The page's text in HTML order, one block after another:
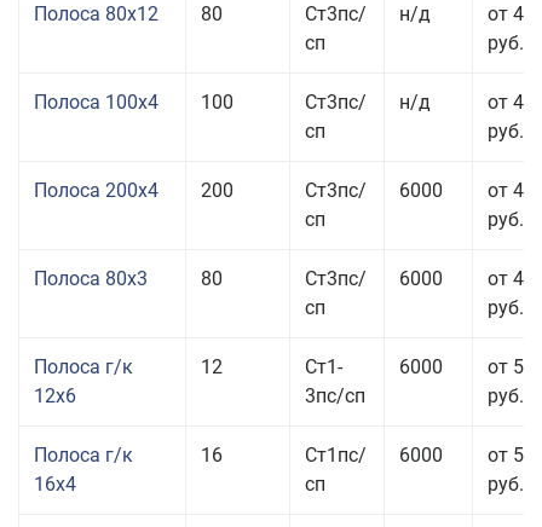
Полоса 80x12 80
Ст3пс/
сп
н/д
от 46
руб.
Полоса 100x4 100
Ст3пс/
сп
н/д
от 44
руб.
Полоса 200x4 200
Ст3пс/
сп
6000
от 48
руб.
Полоса 80x3 80
Ст3пс/
сп
6000
от 47
руб.
Полоса г/к
12x6
12
Ст1-
3пс/сп
6000
от 52
руб.
Полоса г/к
16x4
16
Ст1пс/
сп
6000
от 53
руб.